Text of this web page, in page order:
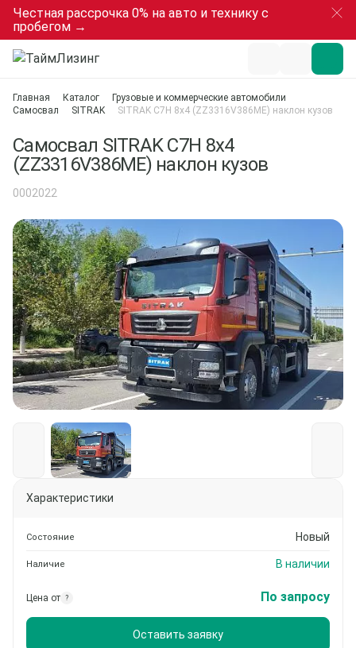
Честная рассрочка 0% на авто и технику с
пробегом →
Главная Каталог
Грузовые и коммерческие автомобили
Самосвал
SITRAK SITRAK C7H 8x4 (ZZ3316V386ME) наклон кузов
Самосвал SITRAK C7H 8x4
(ZZ3316V386ME) наклон кузов
0002022
Характеристики
Состояние Новый
Наличие В наличии
Цена от ? По запросу
Оставить заявку